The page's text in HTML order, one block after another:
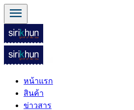
menu
หน้าแรก
สินค้า
ข่าวสาร